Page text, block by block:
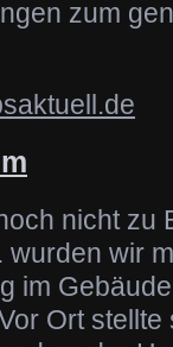
zum
nicht zu
wir
im
Ort